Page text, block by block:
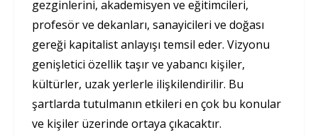
gezginlerini, akademisyen ve eğitimcileri,
profesör ve dekanları, sanayicileri ve doğası
gereği kapitalist anlayışı temsil eder. Vizyonu
genişletici özellik taşır ve yabancı kişiler,
kültürler, uzak yerlerle ilişkilendirilir. Bu
şartlarda tutulmanın etkileri en çok bu konular
ve kişiler üzerinde ortaya çıkacaktır.